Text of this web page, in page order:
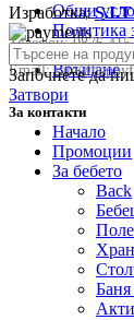
Общи
Политика
Политика
Връщане
За контакти
Телефон:0876 415
Email:
Изработка:
Започнете да
Затвори
Начало
Промоции
За бебето
Back